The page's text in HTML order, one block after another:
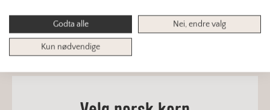
Publisert: 9. september 2020
Godta alle Nei, endre valg
Kun nødvendige